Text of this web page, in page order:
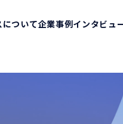
いて
ついて
サービスについて
企業事例インタビュ